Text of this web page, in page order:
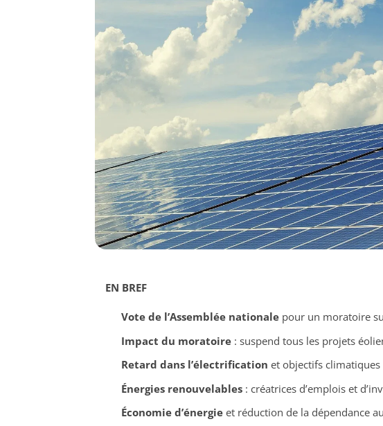
EN BREF
Vote de l’Assemblée nationalepour un moratoire
Impact du moratoire: suspend tous les projets
Retard dans l’électrification et objectifs
Énergies renouvelables: créatrices d’emplois et
Économie d’énergieet réduction de la dépendance